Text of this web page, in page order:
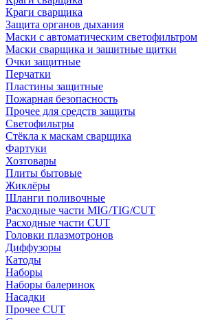
Краги сварщика
Защита органов дыхания
Маски с автоматическим светофильтром
Маски сварщика и защитные щитки
Очки защитные
Перчатки
Пластины защитные
Пожарная безопасность
Прочее для средств защиты
Светофильтры
Стёкла к маскам сварщика
Фартуки
Хозтовары
Плиты бытовые
Жиклёры
Шланги поливочные
Расходные части MIG/TIG/CUT
Расходные части CUT
Головки плазмотронов
Диффузоры
Катоды
Наборы
Наборы балеринок
Насадки
Прочее CUT